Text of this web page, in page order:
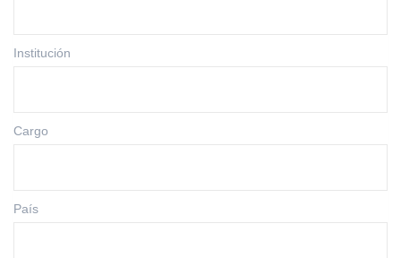
Institución
Cargo
País